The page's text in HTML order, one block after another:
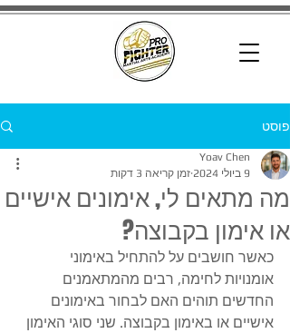
פוסט
מה מתאים לי, אימונים אישיים
או אימון בקבוצה?
Yoav Chen
9 ביולי 2024
זמן קריאה 3 דקות
כאשר חושבים על להתחיל באימוני
אומנויות לחימה, רבים מהמתאמנים
החדשים תוהים האם לבחור באימונים
אישיים או באימון בקבוצה. שני סוגי האימון